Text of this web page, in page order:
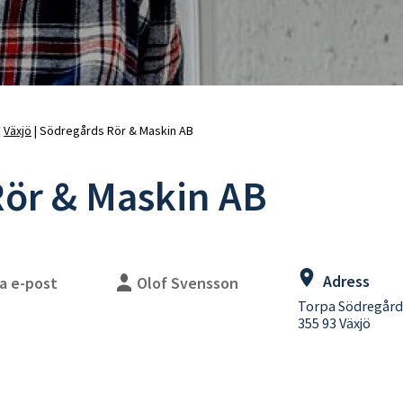
Takduschar
Takduschset för inbyggnad
WC-vägghängda
Växjö Södregårds Rör & Maskin AB
& Maskin AB
e-post Olof Svensson Adress
Torpa
355 93 Växjö